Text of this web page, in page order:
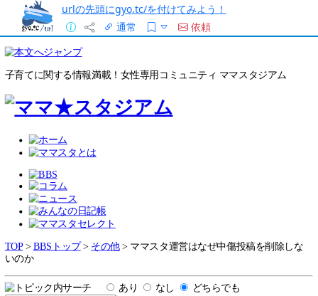
urlの先頭にgyo.tc/を付けてみよう！
通常
依頼